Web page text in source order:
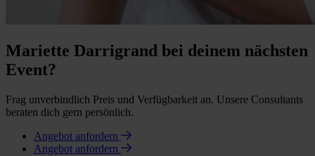
Mariette Darrigrand bei deinem nächsten
Event?
Frag unverbindlich Preis und Verfügbarkeit an. Unsere Consultants
beraten dich gern persönlich.
Angebot anfordern
Angebot anfordern